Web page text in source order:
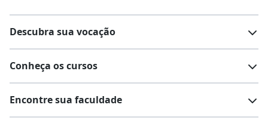
Descubra sua vocação
Conheça os cursos
Encontre sua faculdade